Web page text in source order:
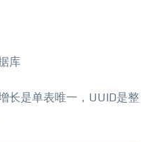
库
长是单表唯一，UUID是整